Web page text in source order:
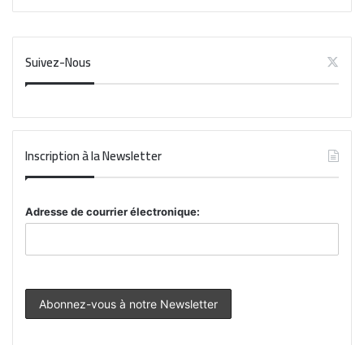
Suivez-Nous
Inscription à la Newsletter
Adresse de courrier électronique: